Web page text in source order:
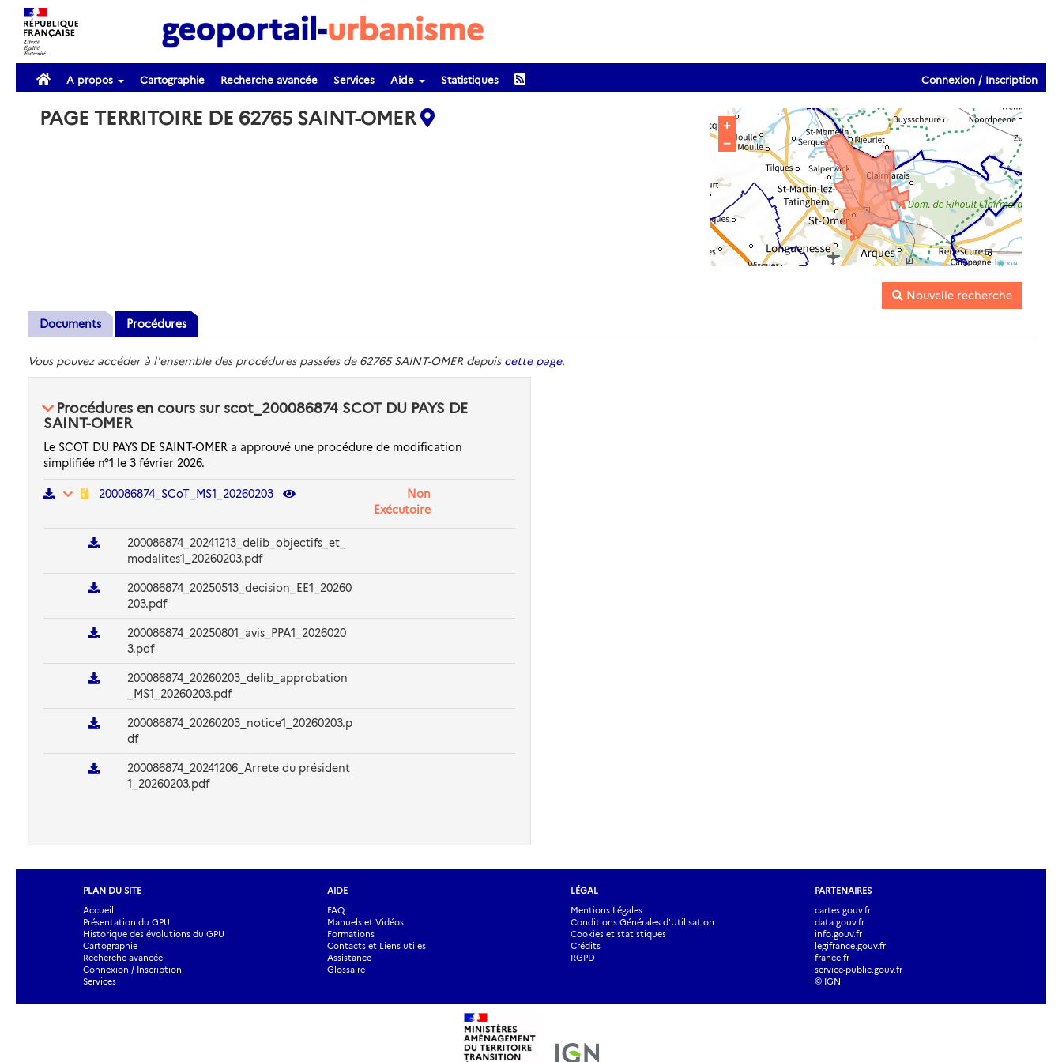
A propos Cartographie Recherche avancée Services Aide Statistiques Connexion / Inscription
PAGE TERRITOIRE DE 62765 SAINT-OMER
+
−
IGN
Nouvelle recherche
Documents
Procédures
Vous pouvez accéder à l'ensemble des procédures passées de 62765 SAINT-OMER depuis cette page.
Procédures en cours sur scot_200086874 SCOT DU PAYS DE
SAINT-OMER
Le SCOT DU PAYS DE SAINT-OMER a approuvé une procédure de modification
simplifiée n°1 le 3 février 2026.
200086874_SCoT_MS1_20260203
Non
Exécutoire
200086874_20241213_delib_objectifs_et_
modalites1_20260203.pdf
200086874_20250513_decision_EE1_20260
203.pdf
200086874_20250801_avis_PPA1_2026020
3.pdf
200086874_20260203_delib_approbation
_MS1_20260203.pdf
200086874_20260203_notice1_20260203.p
df
200086874_20241206_Arrete du président
1_20260203.pdf
PLAN DU SITE
Accueil
Présentation du GPU
Historique des évolutions du GPU
Cartographie
Recherche avancée
Connexion / Inscription
Services
AIDE
FAQ
Manuels et Vidéos
Formations
Contacts et Liens utiles
Assistance
Glossaire
LÉGAL
Mentions Légales
Conditions Générales d'Utilisation
Cookies et statistiques
Crédits
RGPD
PARTENAIRES
cartes.gouv.fr
data.gouv.fr
info.gouv.fr
legifrance.gouv.fr
france.fr
service-public.gouv.fr
© IGN